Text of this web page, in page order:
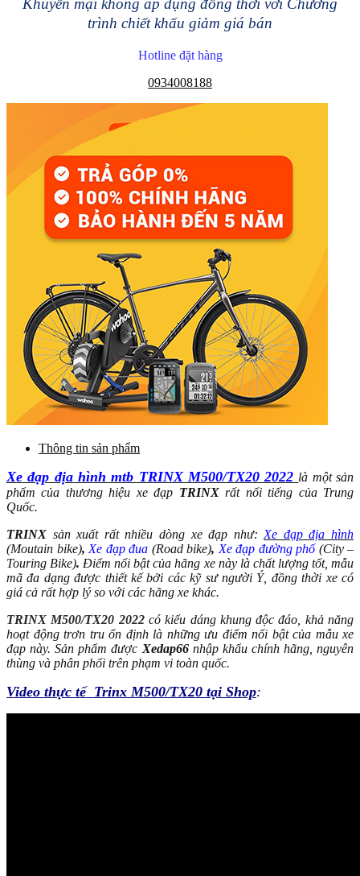
trình chiết khấu giảm giá bán
Hotline đặt hàng
0934008188
Thông tin sản phẩm
Xe đạp địa hình mtb TRINX M500/TX20 2022 là một sản
phẩm của thương hiệu xe đạp TRINXrất nổi tiếng của Trung
Quốc.
TRINX sản xuất rất nhiều dòng xe đạp như:Xe đạp địa hình
(Moutain bike),Xe đạp đua (Road bike),Xe đạp đường phố(City –
Touring Bike).Điểm nổi bật của hãng xe này là chất lượng tốt, mẫu
mã đa dạng được thiết kế bởi các kỹ sư người Ý, đồng thời xe có
giá cả rất hợp lý so với các hãng xe khác.
TRINX M500/TX20 2022có kiểu dáng khung độc đáo, khả năng
hoạt động trơn tru ổn định là những ưu điểm nổi bật của mẫu xe
đạp này. Sản phẩm đượcXedap66nhập khẩu chính hãng, nguyên
thùng và phân phối trên phạm vi toàn quốc.
Video thực tế Trinx M500/TX20 tại Shop: